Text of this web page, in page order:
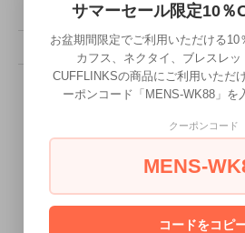
販売価格 13,200円(税込)
型番 NEC-6308
サマーセール限定10％
お盆期間限定でご利用いただける10
カフス、ネクタイ、ブレスレッ
CUFFLINKSの商品にご利用いただ
ーポンコード「MENS-WK88」を
クーポンコード
MENS-
コードをコピ